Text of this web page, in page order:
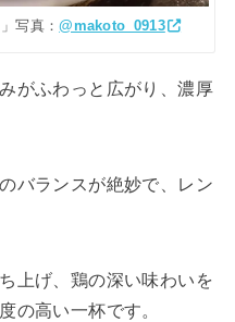
写真：@makoto_0913
がふわっと広がり、濃厚
バランスが絶妙で、レン
上げ、鶏の深い味わいを
の高い一杯です。